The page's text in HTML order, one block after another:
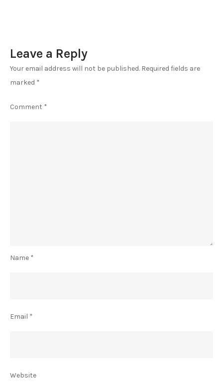
Leave a Reply
Your email address will not be published. Required fields are
marked *
Comment *
Name *
Email *
Website